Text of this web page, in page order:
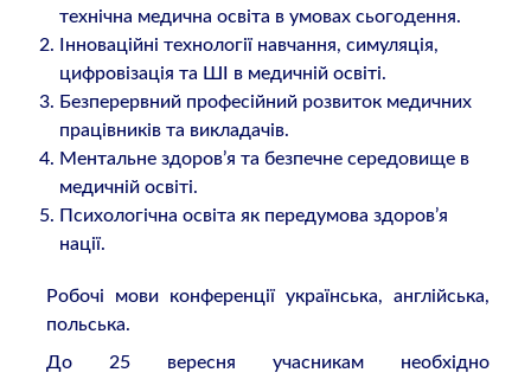
технічна медична освіта в умовах сьогодення.
Інноваційні технології навчання, симуляція,
цифровізація та ШІ в медичній освіті.
Безперервний професійний розвиток медичних
працівників та викладачів.
Ментальне здоров’я та безпечне середовище в
медичній освіті.
Психологічна освіта як передумова здоров’я
нації.
Робочі мови конференції українська, англійська,
польська.
До 25 вересня учасникам необхідно